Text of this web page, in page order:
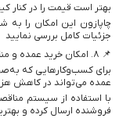
بهتر است قیمت را در کنار
چاپازون این امکان را به
جزئیات کامل بررسی نمایید
📌 ۸. امکان خرید عمده و مناقصه چاپازون
برای کسب‌وکارهایی که
عمده می‌تواند در کاهش
با استفاده از سیستم
فروشنده ارسال کرده و